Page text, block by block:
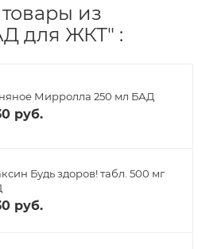
из
для ЖКТ" :
Мирролла 250 мл БАД
руб.
Будь здоров! табл. 500 мг
руб.